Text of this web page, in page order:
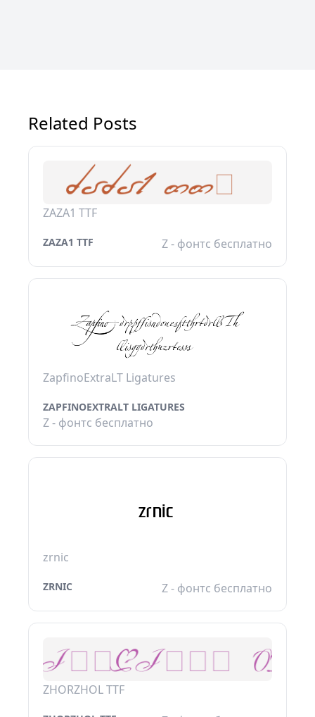
Related Posts
ZAZA1 TTF
ZAZA1 TTF Z - фонтс бесплатно
ZapfinoExtraLT Ligatures
ZAPFINOEXTRALT LIGATURES
Z - фонтс бесплатно
zrnic
ZRNIC Z - фонтс бесплатно
ZHORZHOL TTF